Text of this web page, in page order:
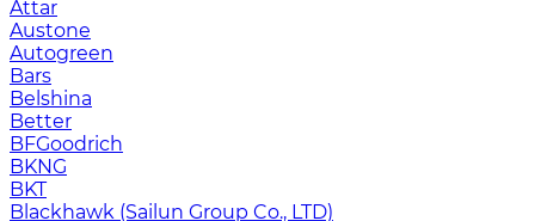
Attar
Austone
Autogreen
Bars
Belshina
Better
BFGoodrich
BKNG
BKT
Blackhawk (Sailun Group Co., LTD)